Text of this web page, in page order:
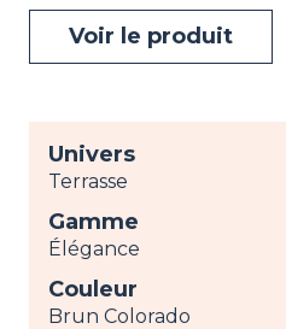
Voir le produit
Univers
Terrasse
Gamme
Élégance
Couleur
Brun Colorado